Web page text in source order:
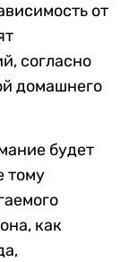
от
согласно
домашнего
будет
тому
как